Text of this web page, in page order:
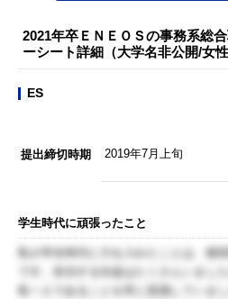
2021年卒ＥＮＥＯＳの事務系総
ーシート詳細（大学名非公開/女
ES
提出締切時期 2019年7月上旬
学生時代に頑張ったこと
私が学生時代に力を入れたことは、個
です。担当する生徒はたくさんいまし
私一人であることを常に意識していま